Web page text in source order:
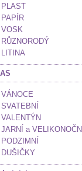
PLAST
PAPÍR
VOSK
RŮZNORODÝ
LITINA
VÁNOCE
SVATEBNÍ
VALENTÝN
JARNÍ a VELIKONOČNÍ
PODZIMNÍ
DUŠIČKY